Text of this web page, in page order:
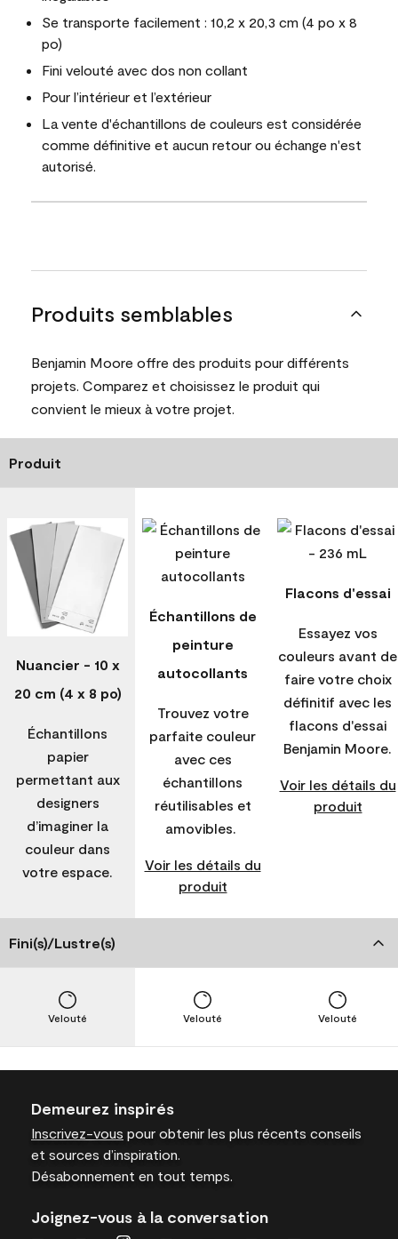
Se transporte facilement : 10,2 x 20,3 cm (4 po x 8
po)
Fini velouté avec dos non collant
Pour l’intérieur et l’extérieur
La vente d'échantillons de couleurs est considérée
comme définitive et aucun retour ou échange n'est
autorisé.
Produits semblables
Benjamin Moore offre des produits pour différents
projets. Comparez et choisissez le produit qui
convient le mieux à votre projet.
Produit
Nuancier - 10 x
20 cm (4 x 8 po)
Échantillons
papier
permettant aux
designers
d’imaginer la
couleur dans
votre espace.
Échantillons de
peinture
autocollants
Trouvez votre
parfaite couleur
avec ces
échantillons
réutilisables et
amovibles.
Voir les détails du
produit
Flacons d'essai
Essayez vos
couleurs avant de
faire votre choix
définitif avec les
flacons d'essai
Benjamin Moore.
Voir les détails du
produit
Fini(s)/Lustre(s)
Velouté Velouté Velouté
Demeurez inspirés
Inscrivez-vous pour obtenir les plus récents conseils
et sources d’inspiration.
Désabonnement en tout temps.
Joignez-vous à la conversation